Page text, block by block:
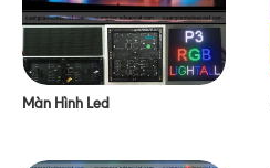
Màn Hình Led